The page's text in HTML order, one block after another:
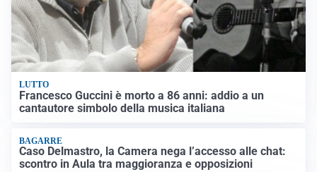
LUTTO
Francesco Guccini è morto a 86 anni: addio a un
cantautore simbolo della musica italiana
BAGARRE
Caso Delmastro, la Camera nega l’accesso alle chat:
scontro in Aula tra maggioranza e opposizioni